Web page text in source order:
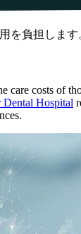
を負担します
costs of
Dental Hospital